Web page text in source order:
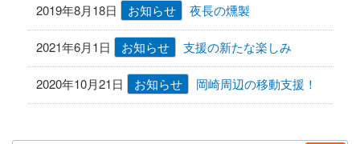
2019年8月18日 お知らせ 夜長の燻製
2021年6月1日 お知らせ 支援の新たな楽しみ
2020年10月21日 お知らせ 岡崎周辺の移動支援！